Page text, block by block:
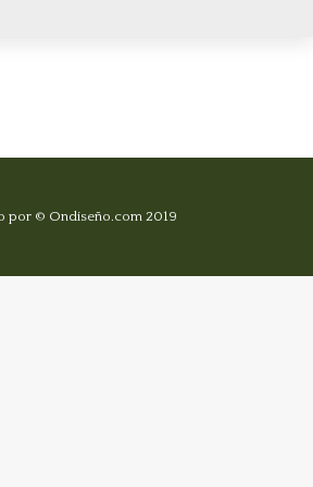
por © Ondiseño.com 2019